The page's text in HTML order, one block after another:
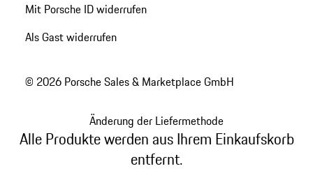
Mit Porsche ID widerrufen
Als Gast widerrufen
© 2026 Porsche Sales & Marketplace GmbH
Änderung der Liefermethode
Alle Produkte werden aus Ihrem Einkaufskorb
entfernt.